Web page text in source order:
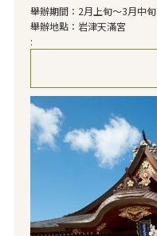
舉辦期間：2月上旬～3月中旬
舉辦地點：岩津天滿宮
: